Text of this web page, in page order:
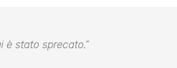
stato sprecato.”